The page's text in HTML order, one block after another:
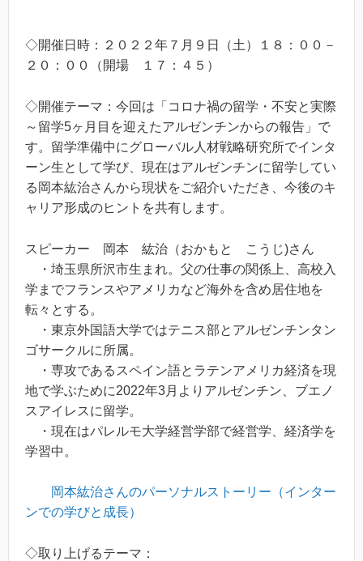
◇開催日時：２０２２年７月９日（土）１８：００－
２０：００（開場 １７：４５）
◇開催テーマ：今回は「コロナ禍の留学・不安と実際
～留学5ヶ月目を迎えたアルゼンチンからの報告」で
す。留学準備中にグローバル人材戦略研究所でインタ
ーン生として学び、現在はアルゼンチンに留学してい
る岡本紘治さんから現状をご紹介いただき、今後のキ
ャリア形成のヒントを共有します。
スピーカー 岡本 紘治（おかもと こうじ)さん
・埼玉県所沢市生まれ。父の仕事の関係上、高校入
学までフランスやアメリカなど海外を含め居住地を
転々とする。
・東京外国語大学ではテニス部とアルゼンチンタン
ゴサークルに所属。
・専攻であるスペイン語とラテンアメリカ経済を現
地で学ぶために2022年3月よりアルゼンチン、ブエノ
スアイレスに留学。
・現在はパレルモ大学経営学部で経営学、経済学を
学習中。
岡本紘治さんのパーソナルストーリー（インター
ンでの学びと成長）
◇取り上げるテーマ：